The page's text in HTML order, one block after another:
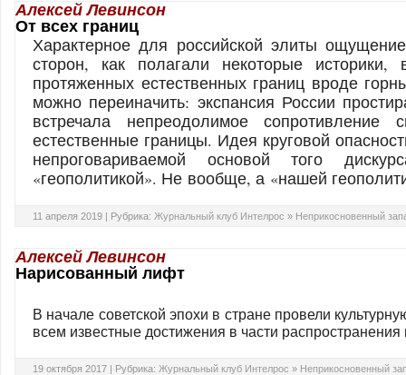
Алексей Левинсон
От всех границ
Характерное для российской элиты
сторон, как полагали некоторые историки,
протяженных естественных границ вроде
можно переиначить: экспансия России
встречала непреодолимое
естественные границы. Идея круговой
непроговариваемой основой того
«геополитикой». Не вообще, а «нашей
11 апреля 2019 | Рубрика: Журнальный клуб Интелрос » Неприкосновенный
Алексей Левинсон
Нарисованный лифт
В начале советской эпохи в стране провели
всем известные достижения в части распространения
19 октября 2017 | Рубрика: Журнальный клуб Интелрос » Неприкосновенный